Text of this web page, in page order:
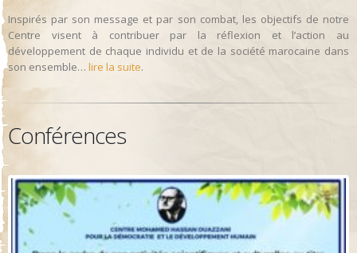
Inspirés par son message et par son combat, les objectifs de notre
Centre visent à contribuer par la réflexion et l’action au
développement de chaque individu et de la société marocaine dans
son ensemble… lire la suite.
Conférences